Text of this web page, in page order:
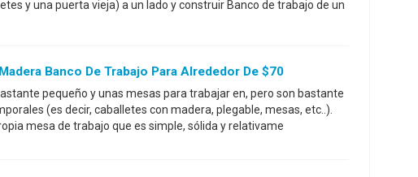
y una puerta vieja) a un lado y construir Banco de trabajo de un
Banco De Trabajo Para Alrededor De $70
pequeño y unas mesas para trabajar en, pero son bastante
(es decir, caballetes con madera, plegable, mesas, etc..).
mesa de trabajo que es simple, sólida y relativame